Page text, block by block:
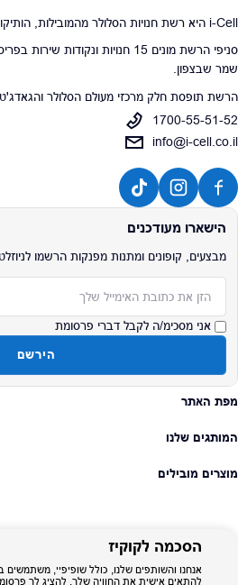
i-Cell היא רשת חנויות הסלולר מהמובילות, הותיקות והמתקדמות בישראל.
סניפי הרשת מונים 15 חנויות
שמר שבצפון.
הרשת תופסת חלק מרכזי מעולם הסלולר
1700-55-51-52
info@i-cell.co.il
הישארו מעודכנים
מבצעים, קופונים ומתנות מפנקות הרשמו
אני מסכימ/ה לקבל דברי פרסומת
הירשם
מפת האתר
המותגים שלנו
מוצרים מובילים
הסכמה לקוקיז
אנחנו והשותפים שלנו, כולל שופיפיי, משתמשים
להתאים אישית את החוויה שלך, להציג לך